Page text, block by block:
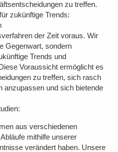
zu treffen.
zukünftige Trends:
der Zeit voraus. Wir
Gegenwart, sondern
Trends und
Voraussicht ermöglicht es
zu treffen, sich rasch
anzupassen und sich bietende
aus verschiedenen
mithilfe unserer
verändert haben. Unsere